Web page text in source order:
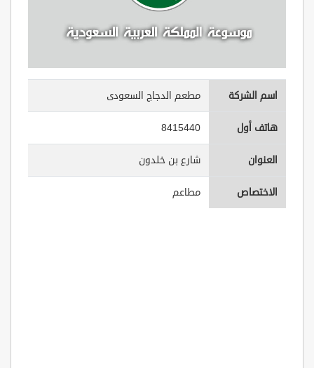
اسم الشركة مطعم الدجاج السعودى
هاتف أول 8415440
العنوان شارع بن خلدون
الاختصاص مطاعم